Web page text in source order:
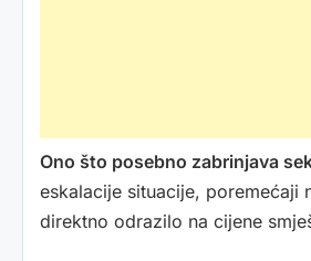
Ono što posebno zabrinjava
eskalacije situacije, poremećaji
direktno odrazilo na cijene